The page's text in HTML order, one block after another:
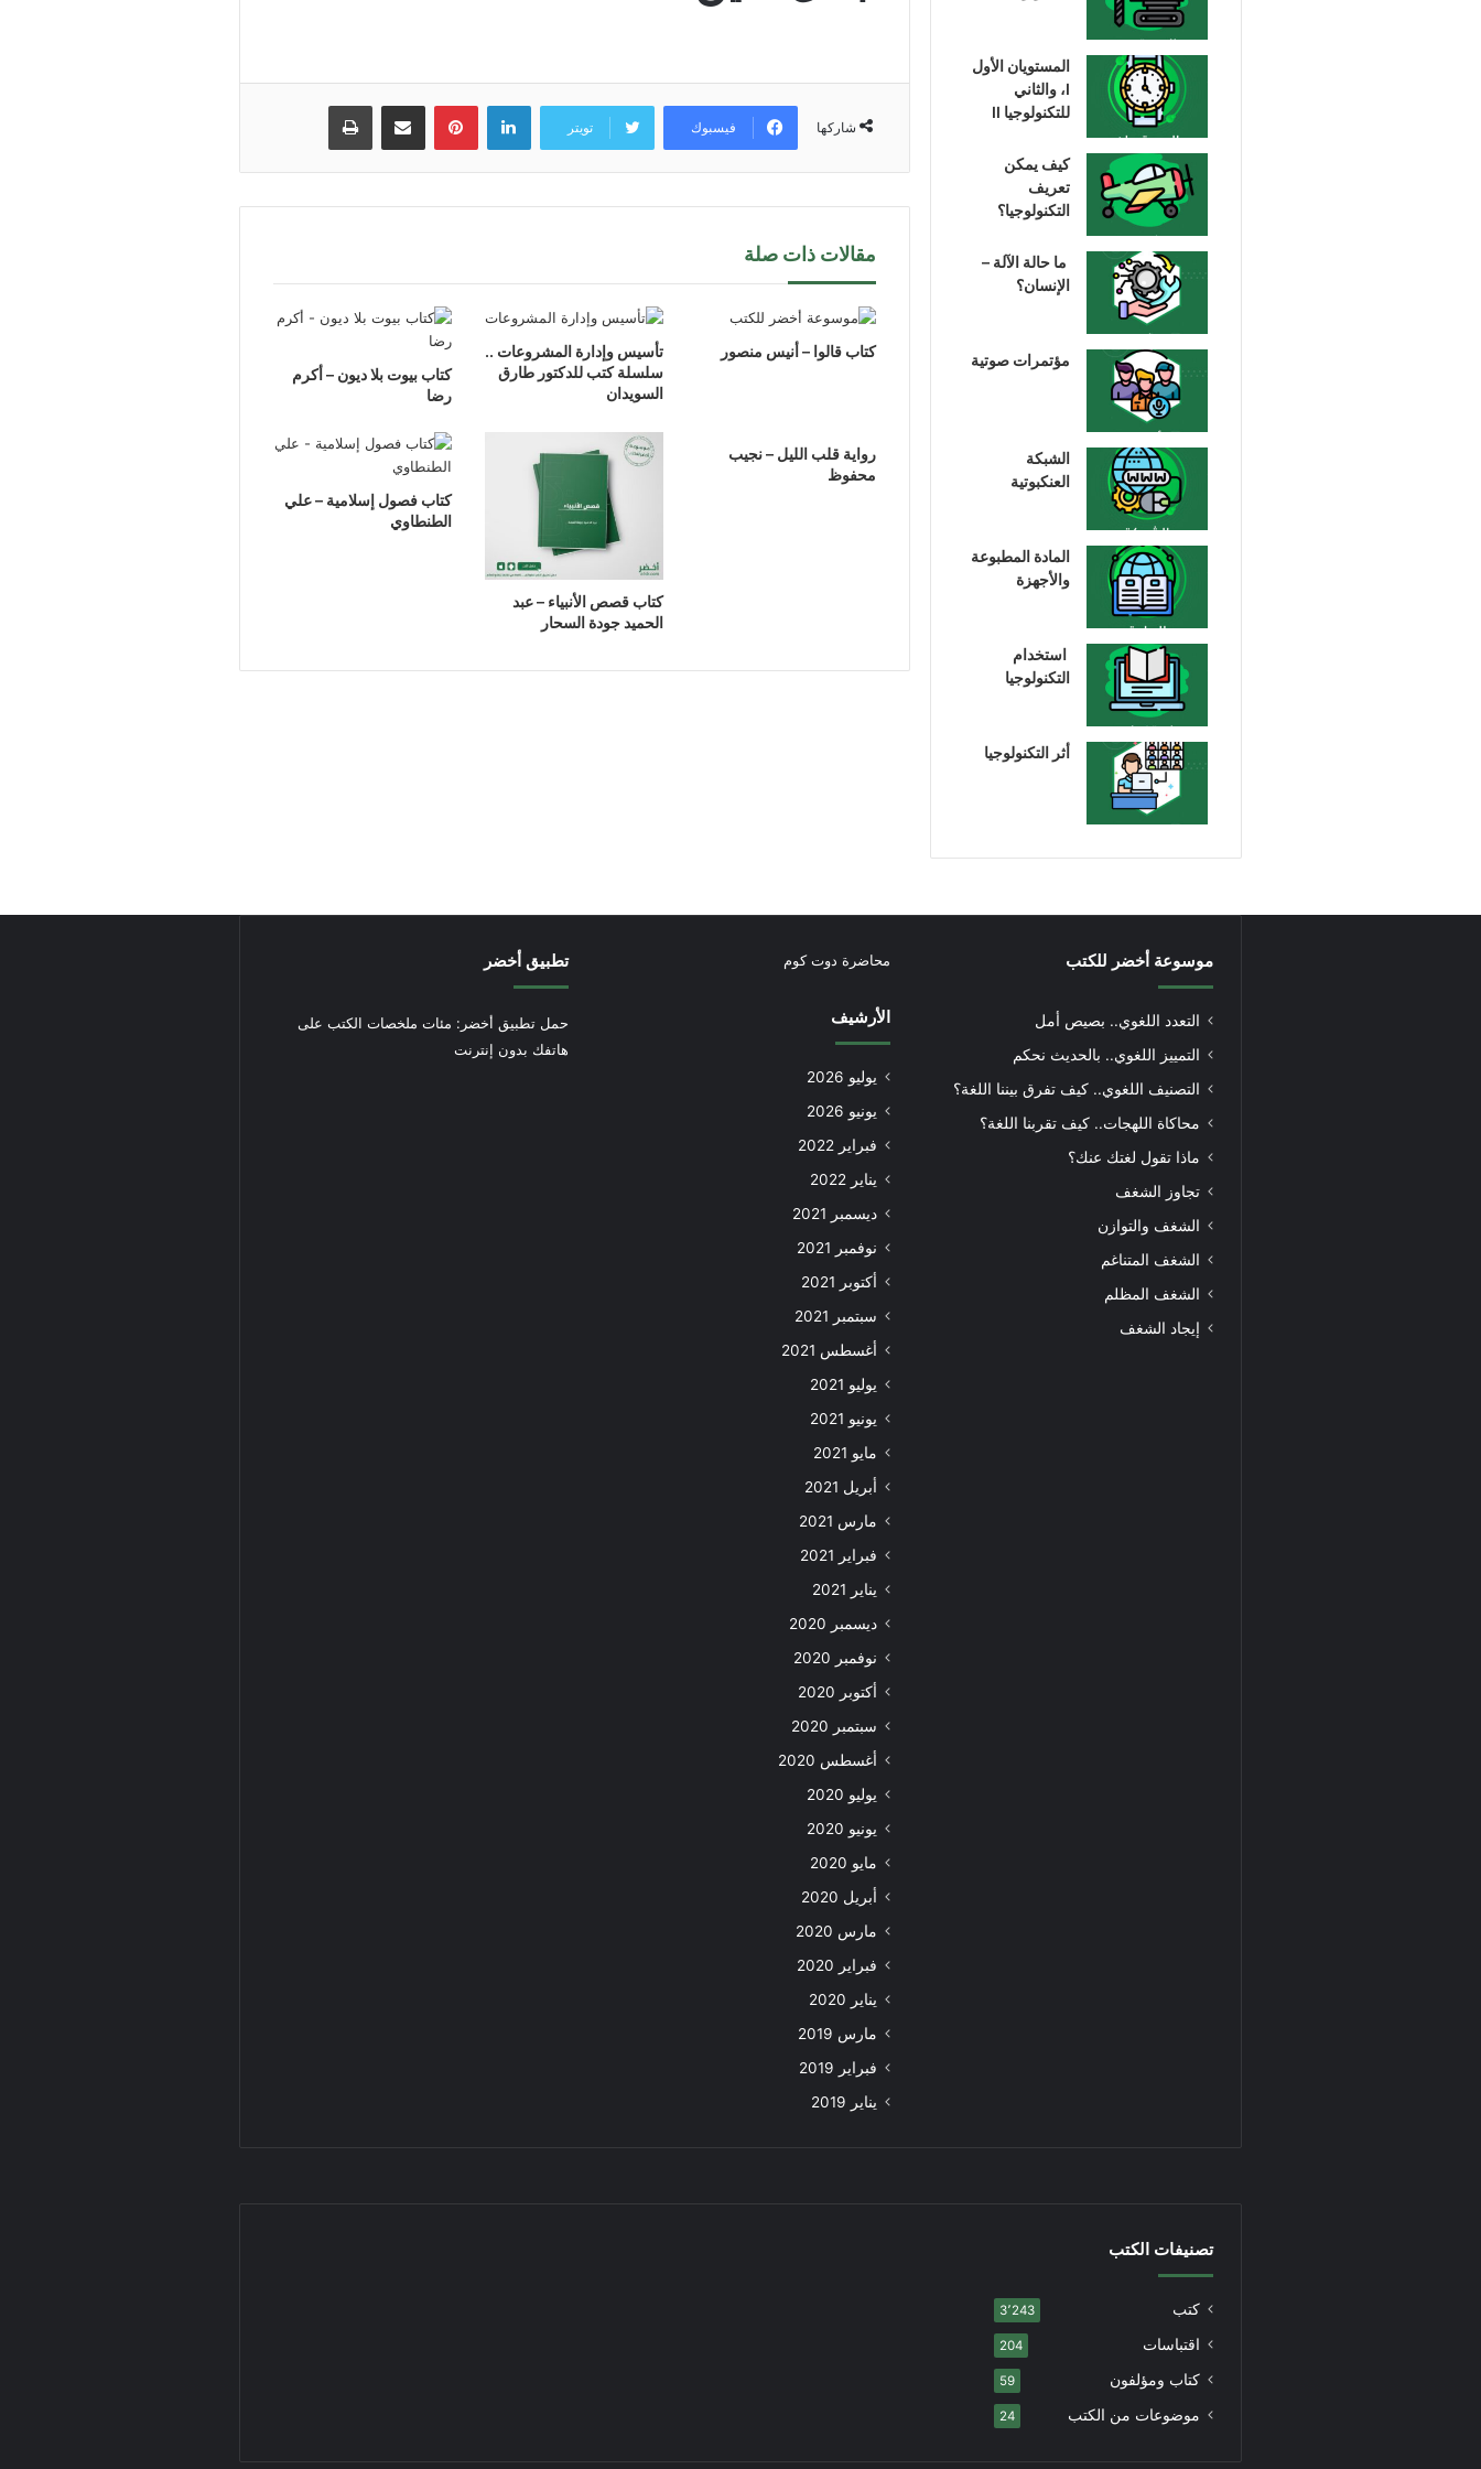
شاركها فيسبوك تويتر
لينكدإن بينتيريستمشاركة عبر البريد طباعة
مقالات ذات صلة
كتاب قالوا – أنيس منصور
تأسيس وإدارة المشروعات ..
سلسلة كتب للدكتور طارق
السويدان
كتاب بيوت بلا ديون – أكرم
رضا
رواية قلب الليل – نجيب
محفوظ
كتاب قصص الأنبياء – عبد
الحميد جودة السحار
كتاب فصول إسلامية – علي
الطنطاوي
المستويان الأول
I، والثاني
للتكنولوجيا II
كيف يمكن
تعريف
التكنولوجيا؟
ما حالة الآلة –
الإنسان؟
مؤتمرات صوتية
الشبكة
العنكبوتية
المادة المطبوعة
والأجهزة
استخدام
التكنولوجيا
أثر التكنولوجيا
موسوعة أخضر للكتب
التعدد اللغوي.. بصيص أمل
التمييز اللغوي.. بالحديث نحكم
التصنيف اللغوي.. كيف تفرق بيننا اللغة؟
محاكاة اللهجات.. كيف تقربنا اللغة؟
ماذا تقول لغتك عنك؟
تجاوز الشغف
الشغف والتوازن
الشغف المتناغم
الشغف المظلم
إيجاد الشغف
محاضرة دوت كوم
الأرشيف
يوليو 2026
يونيو 2026
فبراير 2022
يناير 2022
ديسمبر 2021
نوفمبر 2021
أكتوبر 2021
سبتمبر 2021
أغسطس 2021
يوليو 2021
يونيو 2021
مايو 2021
أبريل 2021
مارس 2021
فبراير 2021
يناير 2021
ديسمبر 2020
نوفمبر 2020
أكتوبر 2020
سبتمبر 2020
أغسطس 2020
يوليو 2020
يونيو 2020
مايو 2020
أبريل 2020
مارس 2020
فبراير 2020
يناير 2020
مارس 2019
فبراير 2019
يناير 2019
تطبيق أخضر
حمل تطبيق أخضر: مئات ملخصات الكتب على
هاتفك بدون إنترنت
تصنيفات الكتب
كتب 3٬243
اقتباسات 204
كتاب ومؤلفون 59
موضوعات من الكتب 24